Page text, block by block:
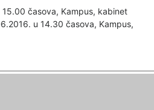
časova, Kampus, kabinet
u 14.30 časova, Kampus,